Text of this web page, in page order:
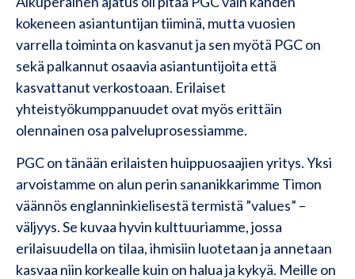
kokeneen asiantuntijan tiiminä, mutta vuosien
varrella toiminta on kasvanut ja sen myötä PGC on
sekä palkannut osaavia asiantuntijoita että
kasvattanut verkostoaan. Erilaiset
yhteistyökumppanuudet ovat myös erittäin
olennainen osa palveluprosessiamme.
PGC on tänään erilaisten huippuosaajien yritys. Yksi
arvoistamme on alun perin sananikkarimme Timon
väännös englanninkielisestä termistä ”values” –
väljyys. Se kuvaa hyvin kulttuuriamme, jossa
erilaisuudella on tilaa, ihmisiin luotetaan ja annetaan
kasvaa niin korkealle kuin on halua ja kykyä. Meille on